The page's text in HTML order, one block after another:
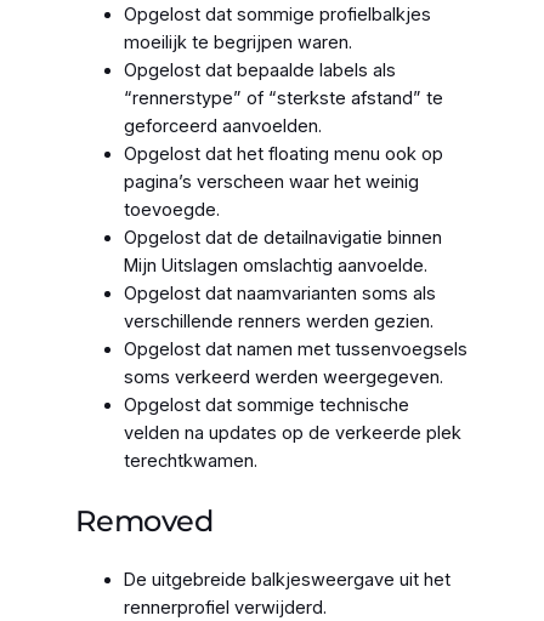
Opgelost dat sommige profielbalkjes
moeilijk te begrijpen waren.
Opgelost dat bepaalde labels als
“rennerstype” of “sterkste afstand” te
geforceerd aanvoelden.
Opgelost dat het floating menu ook op
pagina’s verscheen waar het weinig
toevoegde.
Opgelost dat de detailnavigatie binnen
Mijn Uitslagen omslachtig aanvoelde.
Opgelost dat naamvarianten soms als
verschillende renners werden gezien.
Opgelost dat namen met tussenvoegsels
soms verkeerd werden weergegeven.
Opgelost dat sommige technische
velden na updates op de verkeerde plek
terechtkwamen.
Removed
De uitgebreide balkjesweergave uit het
rennerprofiel verwijderd.